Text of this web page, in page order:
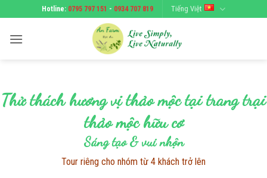
qua
Hotline: 0795 797 151 - 0934 707 819 Tiếng Việt
Thử thách hương vị thảo mộc tại trang trại
thảo mộc hữu cơ
Sáng tạo & vui nhộn
Tour riêng cho nhóm từ 4 khách trở lên